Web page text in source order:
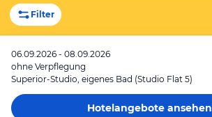
Filter
06.09.2026 - 08.09.2026
ohne Verpflegung
Superior-Studio, eigenes Bad (Studio Flat 5)
Hotelangeboteansehen